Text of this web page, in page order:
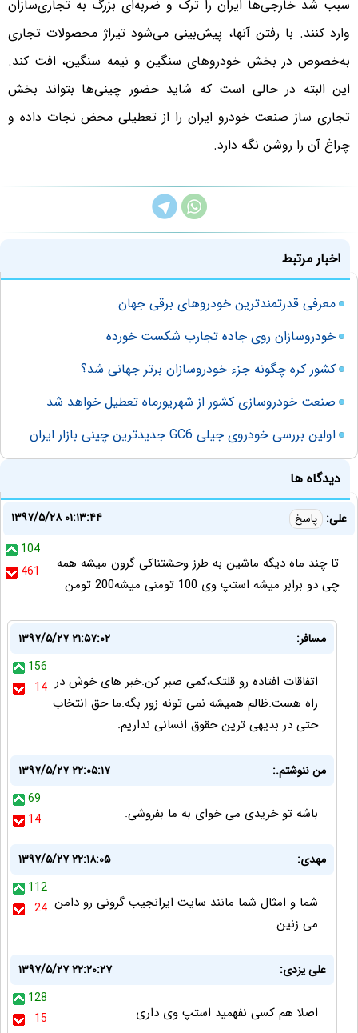
سبب شد خارجی‌ها ایران را ترک و ضربه‌ای بزرگ به تجاری‌سازان
وارد کنند. با رفتن آنها، پیش‌بینی می‌شود تیراژ محصولات تجاری
به‌خصوص در بخش خودروهای سنگین و نیمه سنگین، افت کند.
این البته در حالی است که شاید حضور چینی‌ها بتواند بخش
تجاری ساز صنعت خودرو ایران را از تعطیلی محض نجات داده و
چراغ آن را روشن نگه دارد.
اخبار مرتبط
معرفی قدرتمندترین خودروهای برقی جهان
خودروسازان روی جاده تجارب شکست‌ خورده
کشور کره چگونه‌ جزء خودروسازان برتر جهانی شد؟
صنعت خودروسازی کشور از شهریورماه تعطیل خواهد شد
اولین بررسی خودروی جیلی GC6 جدیدترین چینی بازار ایران
دیدگاه ها
علی: پاسخ
۱۳۹۷/۵/۲۸ ۰۱:۱۳:۴۴
104
461
تا چند ماه دیگه ماشین به طرز وحشتناکی گرون میشه همه
چی دو برابر میشه استپ وی 100 تومنی میشه200 تومن
مسافر:
۱۳۹۷/۵/۲۷ ۲۱:۵۷:۰۲
156
14 اتفاقات افتاده رو قلتک،کمی صبر کن.خبر های خوش در
راه هست.ظالم همیشه نمی تونه زور بگه.ما حق انتخاب
حتی در بدیهی ترین حقوق انسانی نداریم.
من ننوشتم.:
۱۳۹۷/۵/۲۷ ۲۲:۰۵:۱۷
69
14
باشه تو خریدی می خوای به ما بفروشی.
مهدی:
۱۳۹۷/۵/۲۷ ۲۲:۱۸:۰۵
112
24 شما و امثال شما مانند سایت ایرانجیب گرونی رو دامن
می زنین
علی یزدی:
۱۳۹۷/۵/۲۷ ۲۲:۲۰:۲۷
128
15
اصلا هم کسی نفهمید استپ وی داری